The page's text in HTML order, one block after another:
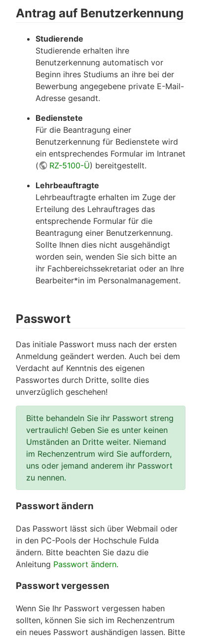
Antrag auf Benutzerkennung
Studierende
Studierende erhalten ihre
Benutzerkennung automatisch vor
Beginn ihres Studiums an ihre bei der
Bewerbung angegebene private E-Mail-
Adresse gesandt.
Bedienstete
Für die Beantragung einer
Benutzerkennung für Bedienstete wird
ein entsprechendes Formular im Intranet
(
RZ-5100-Ü) bereitgestellt.
Lehrbeauftragte
Lehrbeauftragte erhalten im Zuge der
Erteilung des Lehrauftrages das
entsprechende Formular für die
Beantragung einer Benutzerkennung.
Sollte Ihnen dies nicht ausgehändigt
worden sein, wenden Sie sich bitte an
ihr Fachbereichssekretariat oder an Ihre
Bearbeiter*in im Personalmanagement.
Passwort
Das initiale Passwort muss nach der ersten
Anmeldung geändert werden. Auch bei dem
Verdacht auf Kenntnis des eigenen
Passwortes durch Dritte, sollte dies
unverzüglich geschehen!
Bitte behandeln Sie ihr Passwort streng
vertraulich! Geben Sie es unter keinen
Umständen an Dritte weiter. Niemand
im Rechenzentrum wird Sie auffordern,
uns oder jemand anderem ihr Passwort
zu nennen.
Passwort ändern
Das Passwort lässt sich über Webmail oder
in den PC-Pools der Hochschule Fulda
ändern. Bitte beachten Sie dazu die
Anleitung Passwort ändern.
Passwort vergessen
Wenn Sie Ihr Passwort vergessen haben
sollten, können Sie sich im Rechenzentrum
ein neues Passwort aushändigen lassen. Bitte